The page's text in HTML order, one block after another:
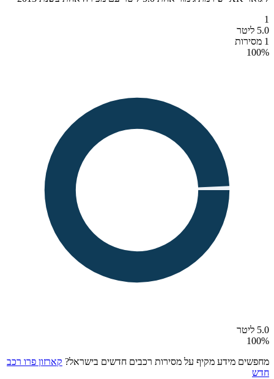
1
5.0 ליטר
1 מסירות
100%
5.0 ליטר
100%
מחפשים מידע מקיף על מסירות רכבים חדשים בישראל? קארזון פרו רכב
חדש